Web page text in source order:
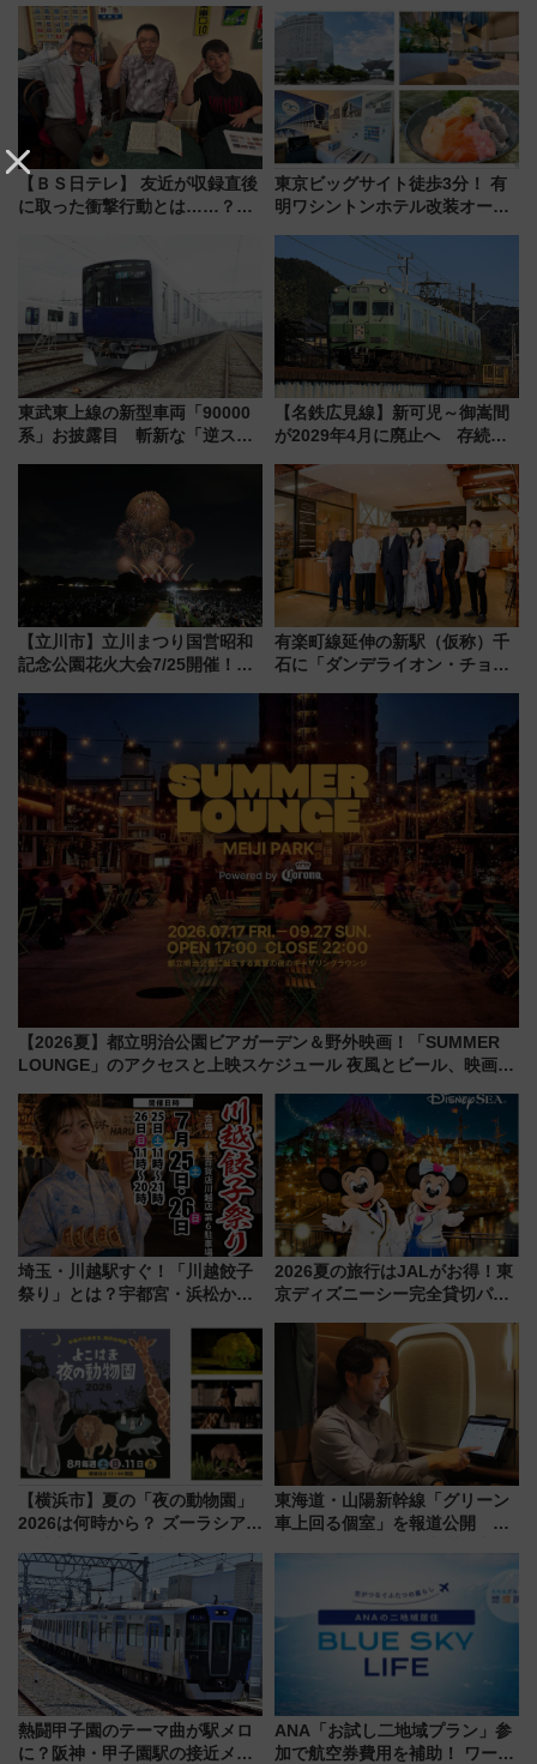
注目観光列車まとめ きっぷの取
り方は？
宿泊料金・アクセスは？（2026
年7月23日開業）
【ＢＳ日テレ】 友近が収録直後
に取った衝撃行動とは……？
東京ビッグサイト徒歩3分！ 有
明ワシントンホテル改装オープ
客室」や海鮮丼が人気の朝食ビ
ュッフェを現地レポ
東武東上線の新型車両「90000
系」お披露目 斬新な「逆スラ
【名鉄広見線】新可児～御嵩間
が2029年4月に廃止へ 存続協
【立川市】立川まつり国営昭和
記念公園花火大会7/25開催！
混雑に要注意、その理由は
有楽町線延伸の新駅（仮称）千
石に「ダンデライオン・チョコ
1億円出資で挑む新時代のまちづ
くりとは？
【2026夏】都立明治公園ビアガーデン＆野外映画！「SUMMER
LOUNGE」のアクセスと上映スケジュール 夜風とビール、映画を
埼玉・川越駅すぐ！「川越餃子
祭り」とは？宇都宮・浜松から
を食べ比べ【7月25日・26日開
催】
2026夏の旅行はJALがお得！東
京ディズニーシー完全貸切パー
ーン始まる 条件は「夏の国内
線に2回搭乗」
【横浜市】夏の「夜の動物園」
2026は何時から？ ズーラシア・
見どころ、限定イベントを徹底
解説！
東海道・山陽新幹線「グリーン
車上回る個室」を報道公開 プ
熱闘甲子園のテーマ曲が駅メロ
に？阪神・甲子園駅の接近メロ
ANA「お試し二地域プラン」参
加で航空券費用を補助！ ワーケ